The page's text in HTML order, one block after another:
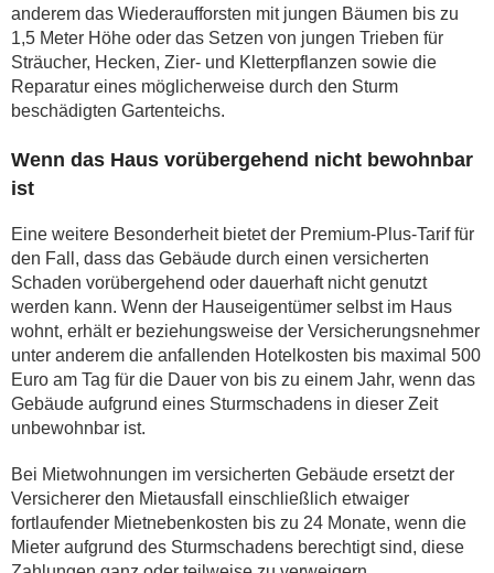
anderem das Wiederaufforsten mit jungen Bäumen bis zu
1,5 Meter Höhe oder das Setzen von jungen Trieben für
Sträucher, Hecken, Zier- und Kletterpflanzen sowie die
Reparatur eines möglicherweise durch den Sturm
beschädigten Gartenteichs.
Wenn das Haus vorübergehend nicht bewohnbar
ist
Eine weitere Besonderheit bietet der Premium-Plus-Tarif für
den Fall, dass das Gebäude durch einen versicherten
Schaden vorübergehend oder dauerhaft nicht genutzt
werden kann. Wenn der Hauseigentümer selbst im Haus
wohnt, erhält er beziehungsweise der Versicherungsnehmer
unter anderem die anfallenden Hotelkosten bis maximal 500
Euro am Tag für die Dauer von bis zu einem Jahr, wenn das
Gebäude aufgrund eines Sturmschadens in dieser Zeit
unbewohnbar ist.
Bei Mietwohnungen im versicherten Gebäude ersetzt der
Versicherer den Mietausfall einschließlich etwaiger
fortlaufender Mietnebenkosten bis zu 24 Monate, wenn die
Mieter aufgrund des Sturmschadens berechtigt sind, diese